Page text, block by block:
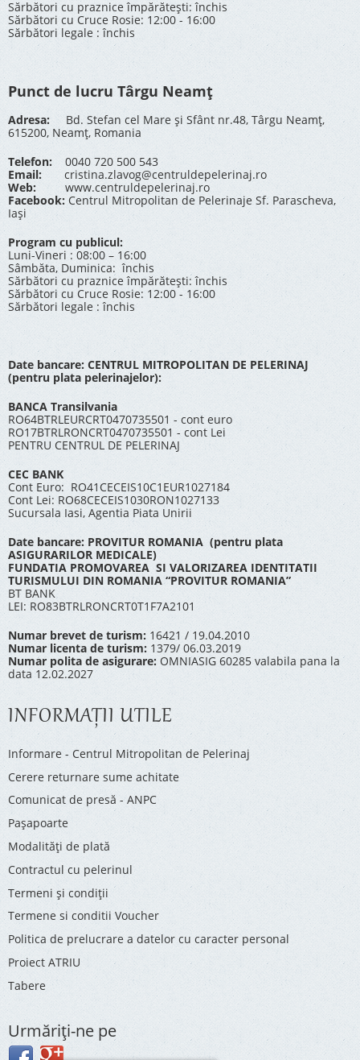
Sărbători cu praznice împărătești: închis
Sărbători cu Cruce Rosie: 12:00 - 16:00
Sărbători legale : închis
Punct de lucru Târgu Neamț
Adresa: Bd. Stefan cel Mare și Sfânt nr.48, Târgu Neamț,
615200, Neamț, Romania
Telefon: 0040 720 500 543
Email:
cristina.zlavog@centruldepelerinaj.ro
Web:
www.centruldepelerinaj.ro
Facebook: Centrul Mitropolitan de Pelerinaje Sf. Parascheva,
Iași
Program cu publicul:
Luni-Vineri : 08:00 – 16:00
Sâmbăta, Duminica: închis
Sărbători cu praznice împărătești: închis
Sărbători cu Cruce Rosie: 12:00 - 16:00
Sărbători legale : închis
Date bancare: CENTRUL MITROPOLITAN DE PELERINAJ
(pentru plata pelerinajelor):
BANCA Transilvania
RO64BTRLEURCRT0470735501 - cont euro
RO17BTRLRONCRT0470735501 - cont Lei
PENTRU CENTRUL DE PELERINAJ
CEC BANK
Cont Euro: RO41CECEIS10C1EUR1027184
Cont Lei: RO68CECEIS1030RON1027133
Sucursala Iasi, Agentia Piata Unirii
Date bancare: PROVITUR ROMANIA (pentru plata
ASIGURARILOR MEDICALE)
FUNDATIA PROMOVAREA SI VALORIZAREA IDENTITATII
TURISMULUI DIN ROMANIA “PROVITUR ROMANIA”
BT BANK
LEI: RO83BTRLRONCRT0T1F7A2101
Numar brevet de turism: 16421 / 19.04.2010
Numar licenta de turism: 1379/ 06.03.2019
Numar polita de asigurare: OMNIASIG 60285 valabila pana la
data 12.02.2027
INFORMAŢII UTILE
Informare - Centrul Mitropolitan de Pelerinaj
Cerere returnare sume achitate
Comunicat de presă - ANPC
Pașapoarte
Modalități de plată
Contractul cu pelerinul
Termeni și condiții
Termene si conditii Voucher
Politica de prelucrare a datelor cu caracter personal
Proiect ATRIU
Tabere
Urmăriţi-ne pe